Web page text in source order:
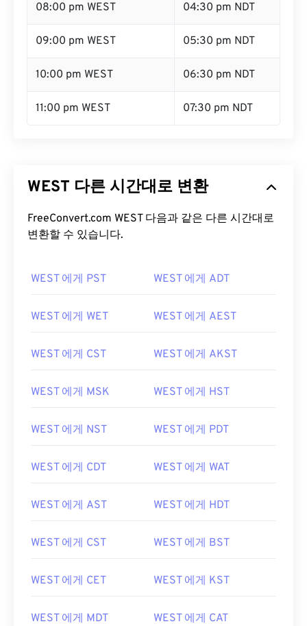
08:00 pm WEST 04:30 pm NDT
09:00 pm WEST 05:30 pm NDT
10:00 pm WEST 06:30 pm NDT
11:00 pm WEST 07:30 pm NDT
WEST 다른 시간대로 변환
FreeConvert.com WEST 다음과 같은 다른 시간대로
변환할 수 있습니다.
WEST 에게 PST WEST 에게 ADT
WEST 에게 WET WEST 에게 AEST
WEST 에게 CST WEST 에게 AKST
WEST 에게 MSK WEST 에게 HST
WEST 에게 NST WEST 에게 PDT
WEST 에게 CDT WEST 에게 WAT
WEST 에게 AST WEST 에게 HDT
WEST 에게 CST WEST 에게 BST
WEST 에게 CET WEST 에게 KST
WEST 에게 MDT WEST 에게 CAT